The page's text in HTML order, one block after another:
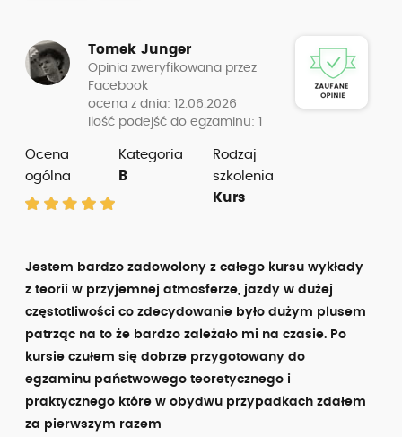
Tomek Junger
Opinia zweryfikowana przez
Facebook
ocena z dnia: 12.06.2026
Ilość podejść do egzaminu: 1
Ocena
ogólna
Kategoria
B
Rodzaj
szkolenia
Kurs
Jestem bardzo zadowolony z całego kursu wykłady
z teorii w przyjemnej atmosferze, jazdy w dużej
częstotliwości co zdecydowanie było dużym plusem
patrząc na to że bardzo zależało mi na czasie. Po
kursie czułem się dobrze przygotowany do
egzaminu państwowego teoretycznego i
praktycznego które w obydwu przypadkach zdałem
za pierwszym razem